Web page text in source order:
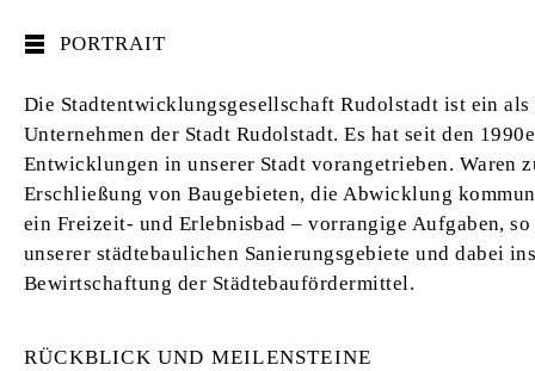
PORTRAIT
Die Stadtentwicklungsgesellschaft Rudolstadt ist ein
Unternehmen der Stadt Rudolstadt. Es hat seit den
Entwicklungen in unserer Stadt vorangetrieben. Waren
Erschließung von Baugebieten, die Abwicklung
ein Freizeit- und Erlebnisbad – vorrangige Aufgaben,
unserer städtebaulichen Sanierungsgebiete und dabei
Bewirtschaftung der Städtebaufördermittel.
RÜCKBLICK UND MEILENSTEINE